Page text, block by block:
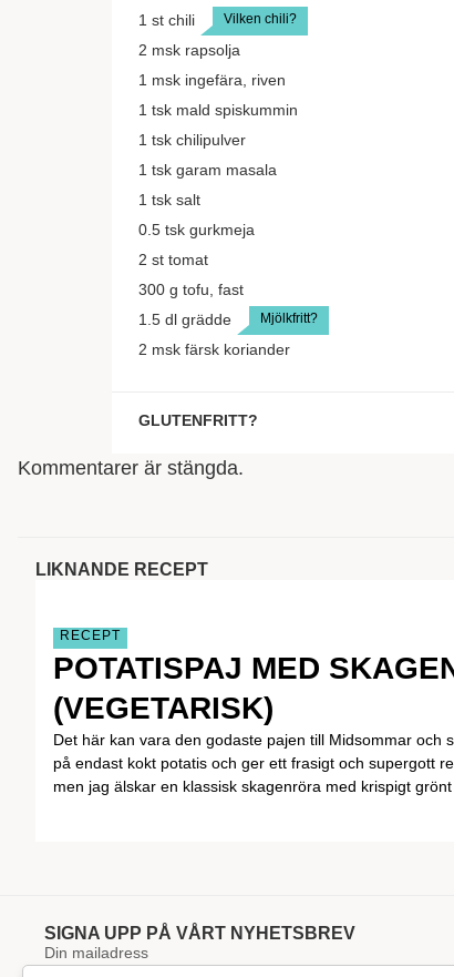
1 st chili Vilken chili?
2 msk rapsolja
1 msk ingefära, riven
1 tsk mald spiskummin
1 tsk chilipulver
1 tsk garam masala
1 tsk salt
0.5 tsk gurkmeja
2 st tomat
300 g tofu, fast
1.5 dl grädde Mjölkfritt?
2 msk färsk koriander
GLUTENFRITT?
Kommentarer är stängda.
LIKNANDE RECEPT
RECEPT
POTATISPAJ MED
(VEGETARISK)
Det här kan vara den godaste pajen till Midsommar och
på endast kokt potatis och ger ett frasigt och supergott
men jag älskar en klassisk skagenröra med krispigt grönt
SIGNA UPP PÅ VÅRT NYHETSBREV